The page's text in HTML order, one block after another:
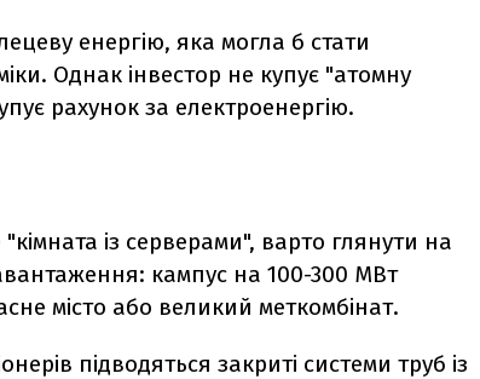
енергію, яка могла б стати
Однак інвестор не купує "атомну
рахунок за електроенергію.
із серверами", варто глянути на
кампус на 100-300 МВт
місто або великий меткомбінат.
підводяться закриті системи труб із